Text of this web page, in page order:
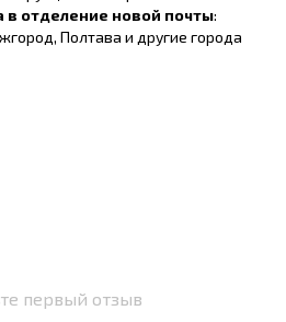
в отделение новой почты:
Полтава и другие города
первый отзыв